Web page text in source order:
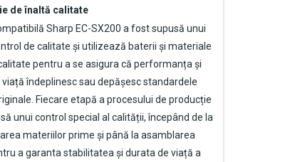
de înaltă calitate
Sharp EC-SX200 a fost supusă unui
de calitate și utilizează baterii și materiale
pentru a se asigura că performanța și
îndeplinesc sau depășesc standardele
Fiecare etapă a procesului de producție
unui control special al calității, începând de la
materiilor prime și până la asamblarea
a garanta stabilitatea și durata de viață a